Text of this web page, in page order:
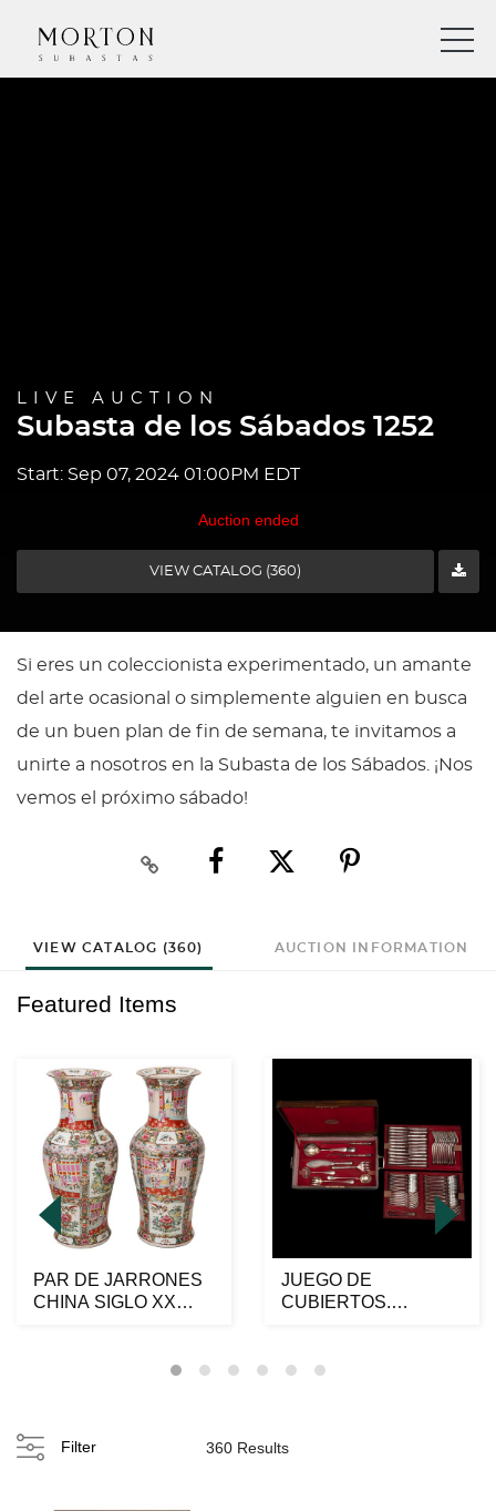
LIVE AUCTION
Subasta de los Sábados 1252
Start: Sep 07, 2024 01:00PM EDT
Auction ended
VIEW CATALOG (360)
Si eres un coleccionista experimentado, un amante
del arte ocasional o simplemente alguien en busca
de un buen plan de fin de semana, te invitamos a
unirte a nosotros en la Subasta de los Sábados. ¡Nos
vemos el próximo sábado!
VIEW CATALOG (360) AUCTION INFORMATION
Featured Items
PAR DE JARRONES
CHINA SIGLO XX
JUEGO DE
CUBIERTOS.
mod...
Filter 360 Results